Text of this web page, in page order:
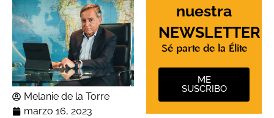
Melanie de la Torre
marzo 16, 2023
nuestra
NEWSLETTER
Sé parte de la Élite
ME
SUSCRIBO